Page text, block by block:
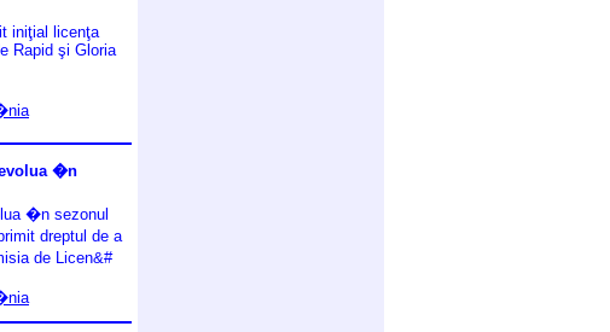
iniţial licenţa
Rapid şi Gloria
�n
�n sezonul
dreptul de a
de Licen&#